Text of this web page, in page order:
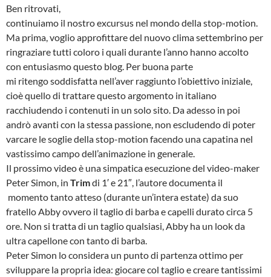
Ben ritrovati,
continuiamo il nostro excursus nel mondo della stop-motion.
Ma prima, voglio approfittare del nuovo clima settembrino per
ringraziare tutti coloro i quali durante l’anno hanno accolto
con entusiasmo questo blog. Per buona parte
mi ritengo soddisfatta nell’aver raggiunto l’obiettivo iniziale,
cioè quello di trattare questo argomento in italiano
racchiudendo i contenuti in un solo sito. Da adesso in poi
andrò avanti con la stessa passione, non escludendo di poter
varcare le soglie della stop-motion facendo una capatina nel
vastissimo campo dell’animazione in generale.
Il prossimo video è una simpatica esecuzione del video-maker
Peter Simon, in Trimdi 1′ e 21″, l’autore documenta il
momento tanto atteso (durante un’intera estate) da suo
fratello Abby ovvero il taglio di barba e capelli durato circa 5
ore. Non si tratta di un taglio qualsiasi, Abby ha un look da
ultra capellone con tanto di barba.
Peter Simon lo considera un punto di partenza ottimo per
sviluppare la propria idea: giocare col taglio e creare tantissimi